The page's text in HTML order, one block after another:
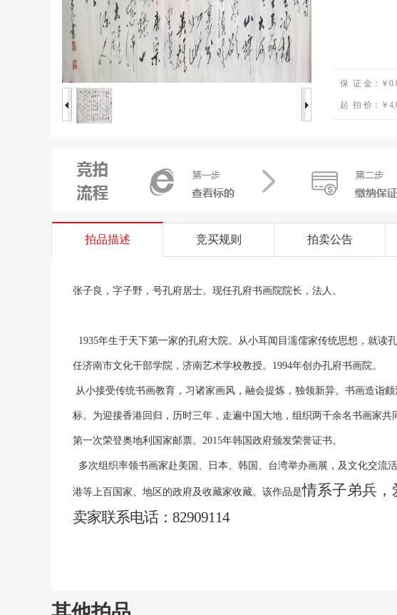
保 证 金： ￥
起 拍 价： ￥
拍品描述 竞买规则 拍卖公告
张子良，字子野，号孔府居士。现任孔府书画院院长，法人。
1935年生于天下第一家的孔府大院。从小耳闻目濡儒家传统思想，就读
任济南市文化干部学院，济南艺术学校教授。1994年创办孔府书画院。
从小接受传统书画教育，习诸家画风，融会提炼，独领新异。书画造诣
标。为迎接香港回归，历时三年，走遍中国大地，组织两千余名书画家
第一次荣登奥地利国家邮票。2015年韩国政府颁发荣誉证书。
多次组织率领书画家赴美国、日本、韩国、台湾举办画展，及文化交流
港等上百国家、地区的政府及收藏家收藏。该作品是情系子弟兵，
卖家联系电话：82909114